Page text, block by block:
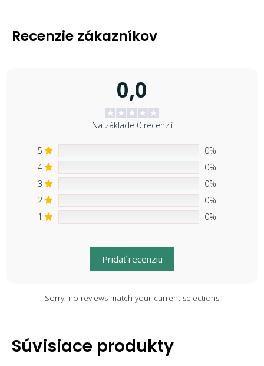
Recenzie zákazníkov
0,0
Na základe 0 recenzií
5
0%
4
0%
3
0%
2
0%
1
0%
Pridať recenziu
Sorry, no reviews match your current selections
Súvisiace produkty